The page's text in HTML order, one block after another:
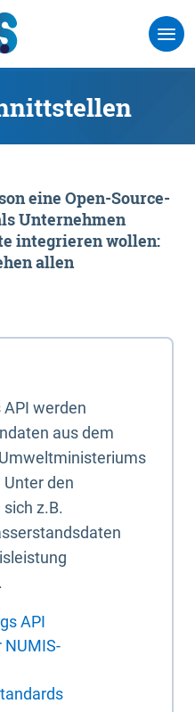
eine Open-Source-
Unternehmen
integrieren wollen:
allen
API werden
aus dem
den
z.B.
API
NUMIS-